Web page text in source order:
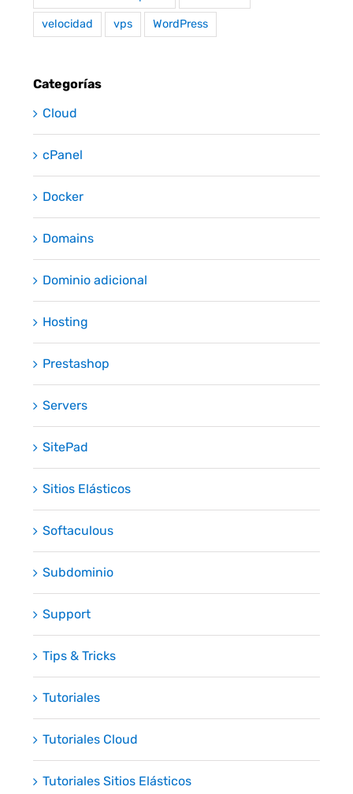
velocidad vps WordPress
Categorías
Cloud
cPanel
Docker
Domains
Dominio adicional
Hosting
Prestashop
Servers
SitePad
Sitios Elásticos
Softaculous
Subdominio
Support
Tips & Tricks
Tutoriales
Tutoriales Cloud
Tutoriales Sitios Elásticos